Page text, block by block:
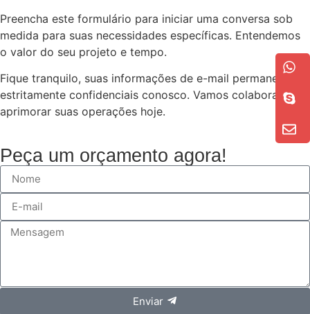
Preencha este formulário para iniciar uma conversa sob
medida para suas necessidades específicas. Entendemos
o valor do seu projeto e tempo.
Fique tranquilo, suas informações de e-mail permanecem
estritamente confidenciais conosco. Vamos colaborar para
aprimorar suas operações hoje.
Peça um orçamento agora!
Enviar